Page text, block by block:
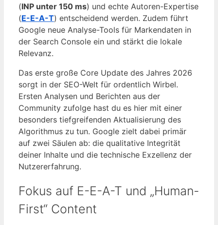
(INP unter 150 ms) und echte Autoren-Expertise
(E-E-A-T) entscheidend werden. Zudem führt
Google neue Analyse-Tools für Markendaten in
der Search Console ein und stärkt die lokale
Relevanz.
Das erste große Core Update des Jahres 2026
sorgt in der SEO-Welt für ordentlich Wirbel.
Ersten Analysen und Berichten aus der
Community zufolge hast du es hier mit einer
besonders tiefgreifenden Aktualisierung des
Algorithmus zu tun. Google zielt dabei primär
auf zwei Säulen ab: die qualitative Integrität
deiner Inhalte und die technische Exzellenz der
Nutzererfahrung.
Fokus auf E-E-A-T und „Human-
First“ Content